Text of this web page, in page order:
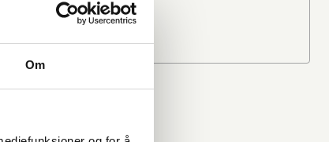
Om